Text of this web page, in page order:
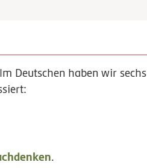
Deutschen haben wir sechs
.